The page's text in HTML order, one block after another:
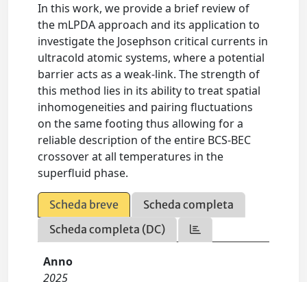
In this work, we provide a brief review of
the mLPDA approach and its application to
investigate the Josephson critical currents in
ultracold atomic systems, where a potential
barrier acts as a weak-link. The strength of
this method lies in its ability to treat spatial
inhomogeneities and pairing fluctuations
on the same footing thus allowing for a
reliable description of the entire BCS-BEC
crossover at all temperatures in the
superfluid phase.
Scheda breve
Scheda completa
Scheda completa (DC)
Anno
2025